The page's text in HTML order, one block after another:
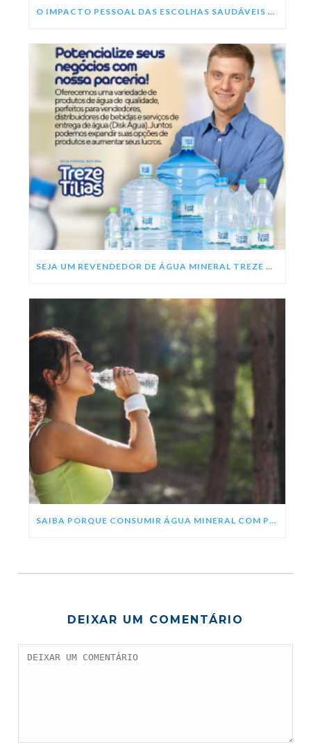
O IMPACTO PESSOAL DAS ESCOLHAS SAUDÁVEIS NESSE ANO
SEJA UM REVENDEDOR DE ÁGUA MINERAL TREZE TÍLIAS
SAIBA PORQUE CONSUMIR ÁGUA MINERAL COM PH ALCALINO
DEIXAR UM COMENTÁRIO